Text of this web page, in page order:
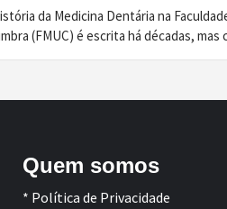
da Medicina Dentária na
(FMUC) é escrita há décadas, mas
Quem somos
* Política de Privacidade